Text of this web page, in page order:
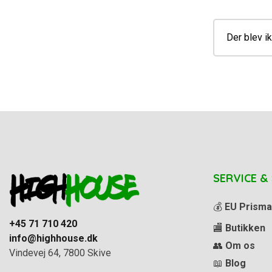
Der blev
+45 71 710 420
info@highhouse.dk
Vindevej 64, 7800 Skive
SERVICE
💰 EU
🏬 Butikken
👥 Om os
📖 Blog